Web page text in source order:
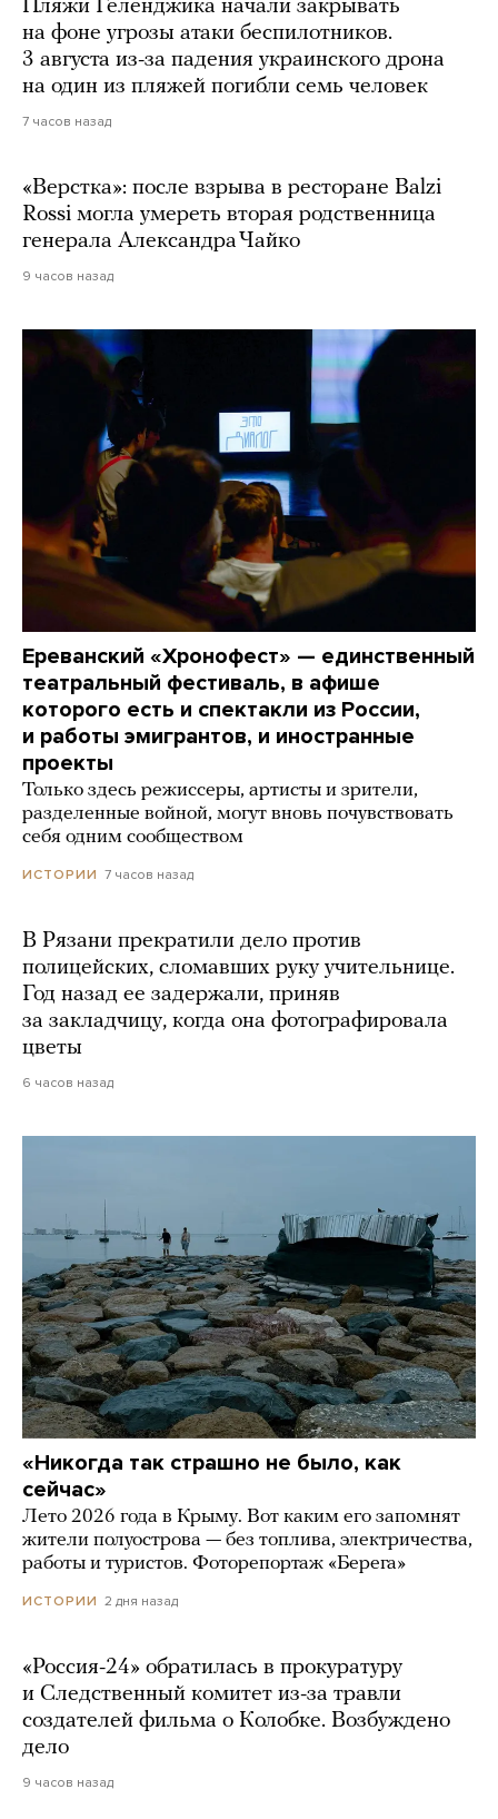
Пляжи Геленджика начали закрывать
на фоне угрозы атаки беспилотников.
3 августа из-за падения украинского дрона
на один из пляжей погибли семь человек
7 часов назад
«Верстка»: после взрыва в ресторане Balzi
Rossi могла умереть вторая родственница
генерала Александра Чайко
9 часов назад
Ереванский «Хронофест» — единственный
театральный фестиваль, в афише
которого есть и спектакли из России,
и работы эмигрантов, и иностранные
проекты
Только здесь режиссеры, артисты и зрители,
разделенные войной, могут вновь почувствовать
себя одним сообществом
ИСТОРИИ 7 часов назад
В Рязани прекратили дело против
полицейских, сломавших руку учительнице.
Год назад ее задержали, приняв
за закладчицу, когда она фотографировала
цветы
6 часов назад
«Никогда так страшно не было, как
сейчас»
Лето 2026 года в Крыму. Вот каким его запомнят
жители полуострова — без топлива, электричества,
работы и туристов. Фоторепортаж «Берега»
ИСТОРИИ 2 дня назад
«Россия-24» обратилась в прокуратуру
и Следственный комитет из-за травли
создателей фильма о Колобке. Возбуждено
дело
9 часов назад